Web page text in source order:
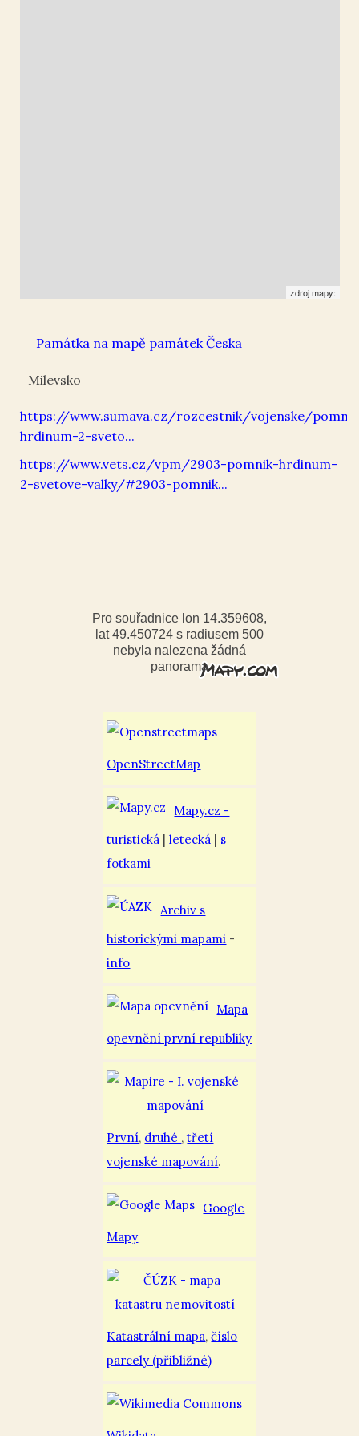
zdroj mapy:
Památka na mapě památek Česka
Milevsko
https://www.sumava.cz/rozcestnik/vojenske/
hrdinum-2-sveto...
https://www.vets.cz/vpm/2903-pomnik-hrdinum-
2-svetove-valky/#2903-pomnik...
Pro souřadnice lon 14.359608,
lat 49.450724 s radiusem 500
nebyla nalezena žádná
panorama
OpenStreetMap
Mapy.cz -
turistická |letecká | s
fotkami
Archiv s
historickými mapami -
info
Mapa
opevnění první republiky
První, druhé ,třetí
vojenské mapování.
Google
Mapy
Katastrální mapa,číslo
parcely (přibližné)